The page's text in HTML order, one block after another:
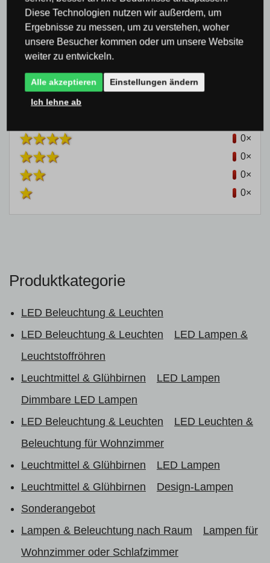
0 %
Bisher hat noch niemand das Produkt bewertet
0×
0×
0×
0×
Produktkategorie
LED Beleuchtung & Leuchten
LED Beleuchtung & Leuchten
LED Lampen &
Leuchtstoffröhren
Leuchtmittel & Glühbirnen
LED Lampen
Dimmbare LED Lampen
LED Beleuchtung & Leuchten
LED Leuchten &
Beleuchtung für Wohnzimmer
Leuchtmittel & Glühbirnen
LED Lampen
Leuchtmittel & Glühbirnen
Design-Lampen
Sonderangebot
Lampen & Beleuchtung nach Raum
Lampen für
Wohnzimmer oder Schlafzimmer
Diese Technologien nutzen wir außerdem, um
Ergebnisse zu messen, um zu verstehen, woher
unsere Besucher kommen oder um unsere Website
weiter zu entwickeln.
Alle akzeptieren Einstellungen ändern
Ich lehne ab